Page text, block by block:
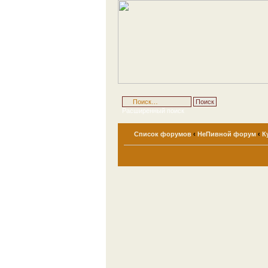
Расширенный поиск
Список форумов ‹ НеПивной форум ‹